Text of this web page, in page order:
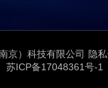
京）科技有限公司 隐
苏ICP备17048361号-1